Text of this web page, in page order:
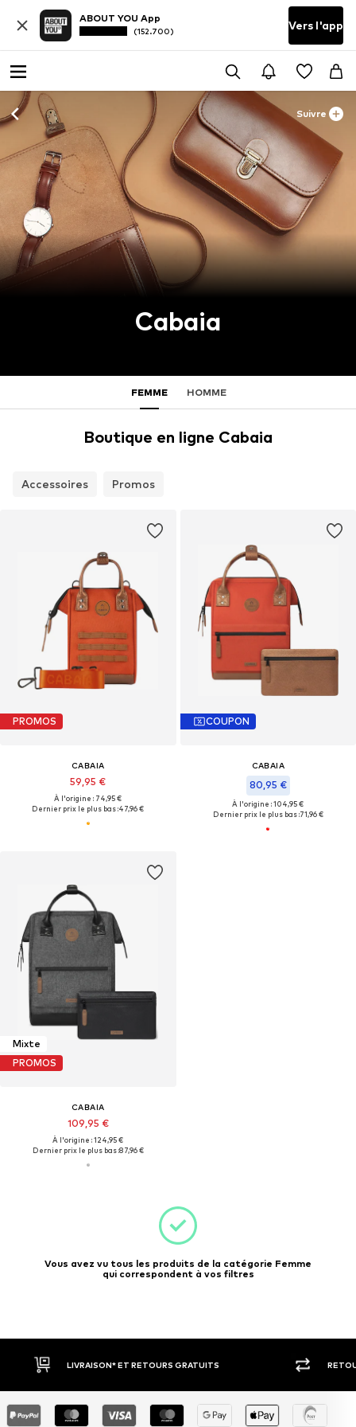
ABOUT YOU App
(152.700) Vers l'app
Suivre
Cabaia
FEMME HOMME
Boutique en ligne Cabaia
Accessoires Promos
PROMOS
CABAIA
59,95 €
À l'origine : 74,95 €
Dernier prix le plus bas :47,96 €
COUPON
CABAIA
80,95 €
À l'origine : 104,95 €
Dernier prix le plus bas :71,96 €
Mixte
PROMOS
CABAIA
109,95 €
À l'origine : 124,95 €
Dernier prix le plus bas :87,96 €
Vous avez vu tous les produits de la catégorie Femme
qui correspondent à vos filtres
LIVRAISON* ET RETOURS GRATUITS